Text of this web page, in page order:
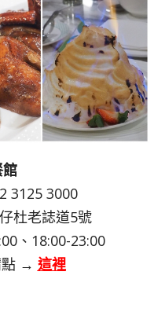
館
3125 3000
杜老誌道5號
、18:00-23:00
點 → 這裡